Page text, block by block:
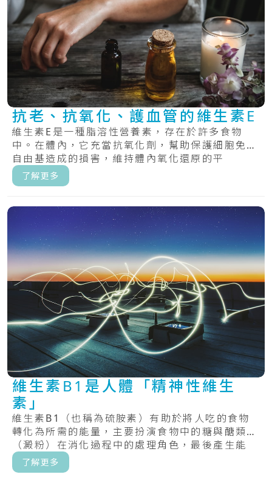
抗老、抗氧化、護血管的維生素E
維生素E是一種脂溶性營養素，存在於許多食物
中。在體內，它充當抗氧化劑，幫助保護細胞免受
自由基造成的損害，維持體內氧化還原的平
衡。.....
了解更多
維生素B1是人體「精神性維生
素」
維生素B1（也稱為硫胺素）有助於將人吃的食物
轉化為所需的能量，主要扮演食物中的糖與醣類
（澱粉）在消化過程中的處理角色，最後產生能
量。.....
了解更多